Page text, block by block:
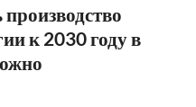
к 2030 году в